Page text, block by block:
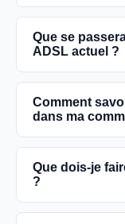
L'extinction
pour 2030.
optique, plus
Que se
ADSL actuel ?
Vous pouvez
abonnement
conseillé de
possible pour
Comment
dans ma
Les dates
selon les
commune
Que dois-je
?